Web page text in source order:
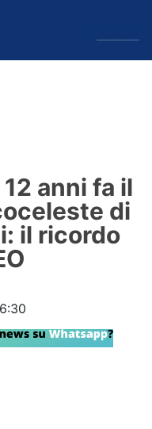
anni fa il
di
il ricordo